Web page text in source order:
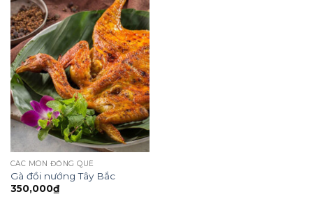
CÁC MÓN ĐỒNG QUÊ
Gà đồi nướng Tây Bắc
350,000₫